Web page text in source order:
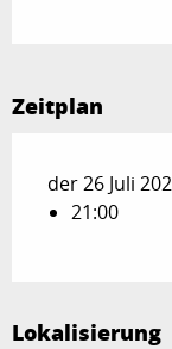
Zeitplan
der 26 Juli
21:00
Lokalisierung